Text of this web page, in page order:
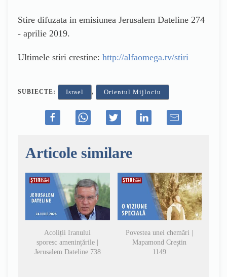
Stire difuzata in emisiunea Jerusalem Dateline 274
- aprilie 2019.
Ultimele stiri crestine: http://alfaomega.tv/stiri
SUBIECTE: Israel , Orientul Mijlociu
Articole similare
Acoliții Iranului
sporesc amenințările |
Jerusalem Dateline 738
Povestea unei chemări |
Mapamond Creștin
1149